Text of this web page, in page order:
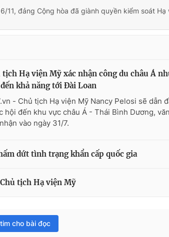
11, đảng Cộng hòa đã giành quyền kiểm soát
tịch Hạ viện Mỹ xác nhận công du châu Á
khả năng tới Đài Loan
- Chủ tịch Hạ viện Mỹ Nancy Pelosi sẽ dẫn
hội đến khu vực châu Á - Thái Bình Dương,
vào ngày 31/7.
dứt tình trạng khẩn cấp quốc gia
tịch Hạ viện Mỹ
cho bài đọc